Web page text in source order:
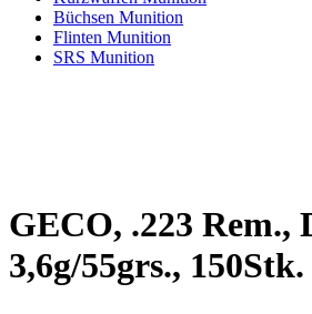
Büchsen Munition
Flinten Munition
SRS Munition
GECO, .223 Rem.,
3,6g/55grs., 150Stk.